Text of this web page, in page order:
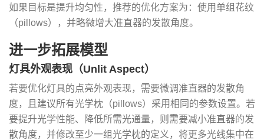
如果目标是提升均匀性，推荐的优化方案为：使用单组花纹
（pillows），并略微增大准直器的发散角度。
进一步拓展模型
灯具外观表现（Unlit Aspect）
若要优化灯具的点亮外观表现，需要微调准直器的发散角
度，且建议所有光学枕（pillows）采用相同的参数设置。若
要提升光学性能、降低所需光通量，则需要减小准直器的发
散角度，并修改至少一组光学枕的定义，将更多光线集中在